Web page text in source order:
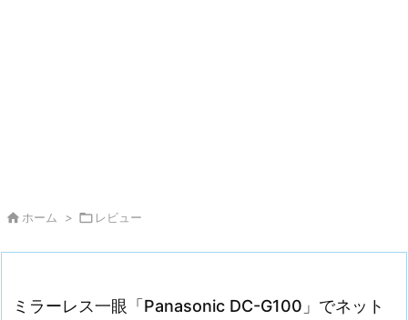
 ホーム >  レビュー
ミラーレス一眼「Panasonic DC-G100」でネット